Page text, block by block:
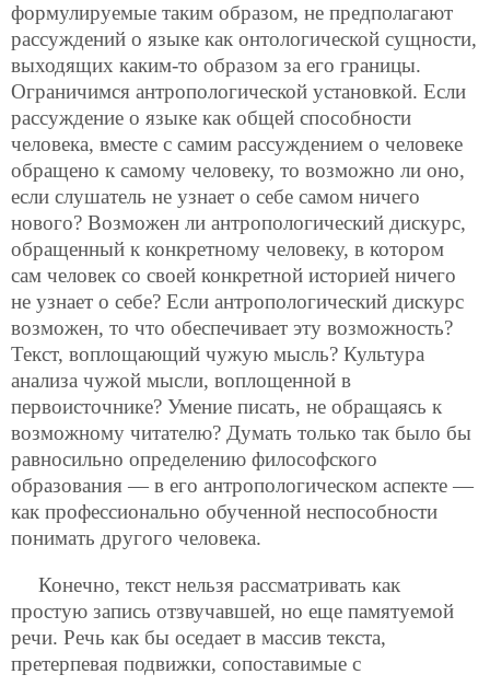
формулируемые таким образом, не предполагают
рассуждений о языке как онтологической сущности,
выходящих каким-то образом за его границы.
Ограничимся антропологической установкой. Если
рассуждение о языке как общей способности
человека, вместе с самим рассуждением о человеке
обращено к самому человеку, то возможно ли оно,
если слушатель не узнает о себе самом ничего
нового? Возможен ли антропологический дискурс,
обращенный к конкретному человеку, в котором
сам человек со своей конкретной историей ничего
не узнает о себе? Если антропологический дискурс
возможен, то что обеспечивает эту возможность?
Текст, воплощающий чужую мысль? Культура
анализа чужой мысли, воплощенной в
первоисточнике? Умение писать, не обращаясь к
возможному читателю? Думать только так было бы
равносильно определению философского
образования — в его антропологическом аспекте —
как профессионально обученной неспособности
понимать другого человека.
Конечно, текст нельзя рассматривать как
простую запись отзвучавшей, но еще памятуемой
речи. Речь как бы оседает в массив текста,
претерпевая подвижки, сопоставимые с